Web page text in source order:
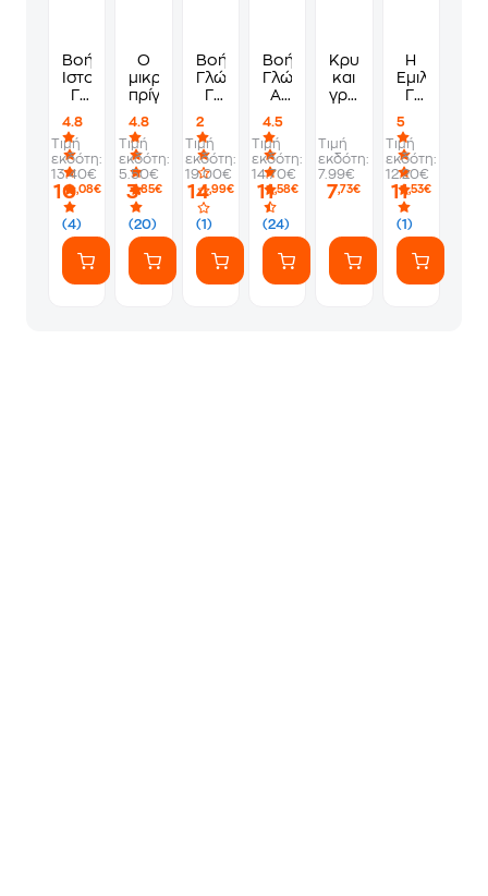
Βοήθημα
Ιστορία
Γ'
4.8
(4)
Τιμή
εκδότη:
13.40€
10,08€
Ο
μικρός
πρίγκιπας
4.8
(20)
Τιμή
εκδότη:
5.50€
3,85€
Βοήθημα
Γλώσσα
Γ'
2
(1)
Τιμή
εκδότη:
19.00€
14,99€
Βοήθημα
Γλώσσα
Α'
4.5
(24)
Τιμή
εκδότη:
14.70€
11,58€
Κρυπτόλεξα
και
γρίφοι
παιδιά,
8+
Τιμή
εκδότη:
7.99€
7,73€
Η
Έμιλι
Γ.
Και
οι
σπηλιές
5
(1)
Τιμή
εκδότη:
12.20€
11,53€